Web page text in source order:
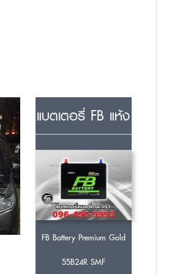
แบตเตอรี่ FB แห้ง
FB Battery Premium Gold
55B24R SMF